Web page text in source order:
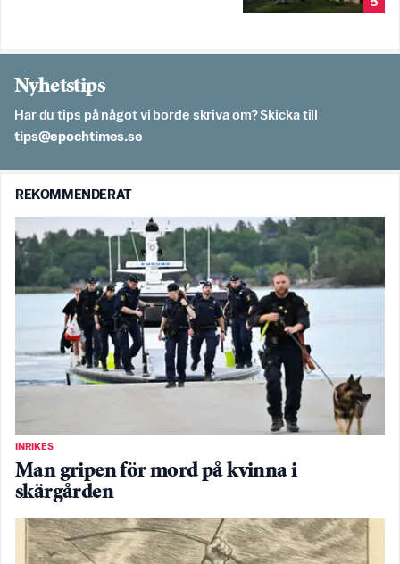
Nyhetstips
Har du tips på något vi borde skriva om? Skicka till
es.semithcope@spit
REKOMMENDERAT
INRIKES
Man gripen för mord på kvinna i
skärgården